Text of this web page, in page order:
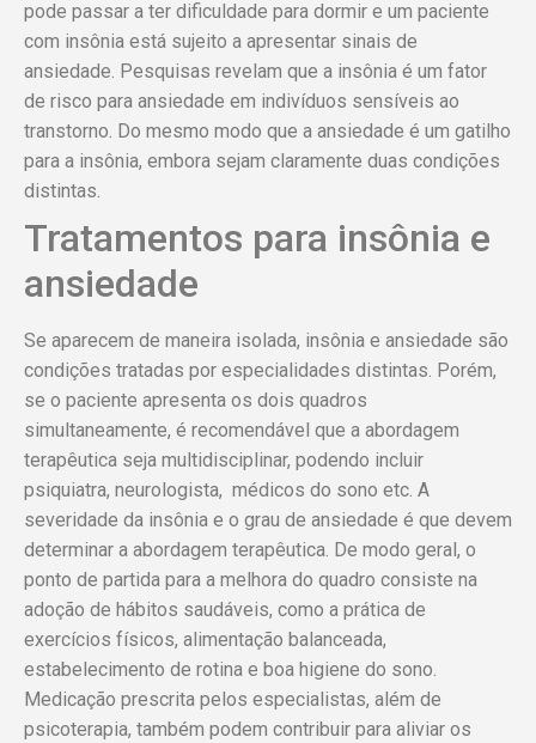
pode passar a ter dificuldade para dormir e um paciente
com insônia está sujeito a apresentar sinais de
ansiedade. Pesquisas revelam que a insônia é um fator
de risco para ansiedade em indivíduos sensíveis ao
transtorno. Do mesmo modo que a ansiedade é um gatilho
para a insônia, embora sejam claramente duas condições
distintas.
Tratamentos para insônia e
ansiedade
Se aparecem de maneira isolada, insônia e ansiedade são
condições tratadas por especialidades distintas. Porém,
se o paciente apresenta os dois quadros
simultaneamente, é recomendável que a abordagem
terapêutica seja multidisciplinar, podendo incluir
psiquiatra, neurologista, médicos do sono etc. A
severidade da insônia e o grau de ansiedade é que devem
determinar a abordagem terapêutica. De modo geral, o
ponto de partida para a melhora do quadro consiste na
adoção de hábitos saudáveis, como a prática de
exercícios físicos, alimentação balanceada,
estabelecimento de rotina e boa higiene do sono.
Medicação prescrita pelos especialistas, além de
psicoterapia, também podem contribuir para aliviar os